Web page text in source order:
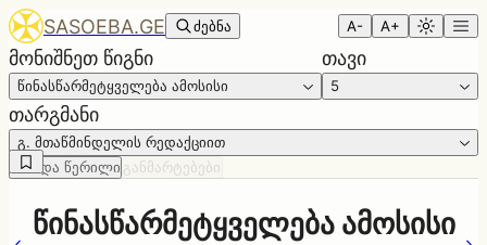
SASOEBA.GE ძებნა A- A+
მონიშნეთ წიგნი
წინასწარმეტყველება ამოსისი
თავი
5
თარგმანი
გ. მთაწმინდელის რედაქციით
წმინდა წერილი განმარტებები
წინასწარმეტყველება ამოსისი